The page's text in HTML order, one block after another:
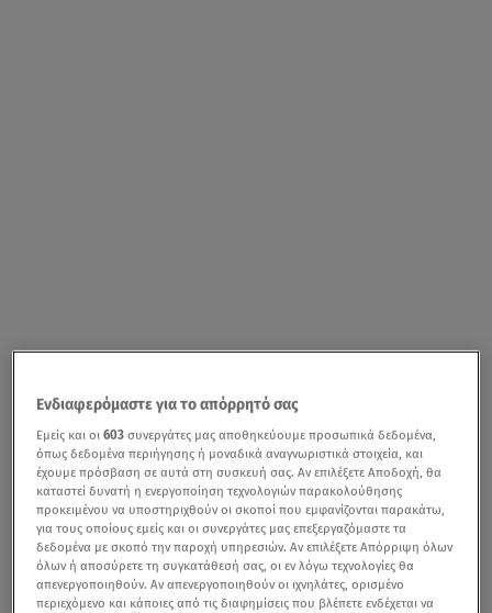
Ενδιαφερόμαστε για το απόρρητό σας
Εμείς και οι603 συνεργάτες μας αποθηκεύουμε προσωπικά δεδομένα,
όπως δεδομένα περιήγησης ή μοναδικά αναγνωριστικά στοιχεία, και
έχουμε πρόσβαση σε αυτά στη συσκευή σας. Αν επιλέξετε Αποδοχή, θα
καταστεί δυνατή η ενεργοποίηση τεχνολογιών παρακολούθησης
προκειμένου να υποστηριχθούν οι σκοποί που εμφανίζονται παρακάτω,
για τους οποίους εμείς και οι συνεργάτες μας επεξεργαζόμαστε τα
δεδομένα με σκοπό την παροχή υπηρεσιών. Αν επιλέξετε Απόρριψη όλων
όλων ή αποσύρετε τη συγκατάθεσή σας, οι εν λόγω τεχνολογίες θα
απενεργοποιηθούν. Αν απενεργοποιηθούν οι ιχνηλάτες, ορισμένο
περιεχόμενο και κάποιες από τις διαφημίσεις που βλέπετε ενδέχεται να